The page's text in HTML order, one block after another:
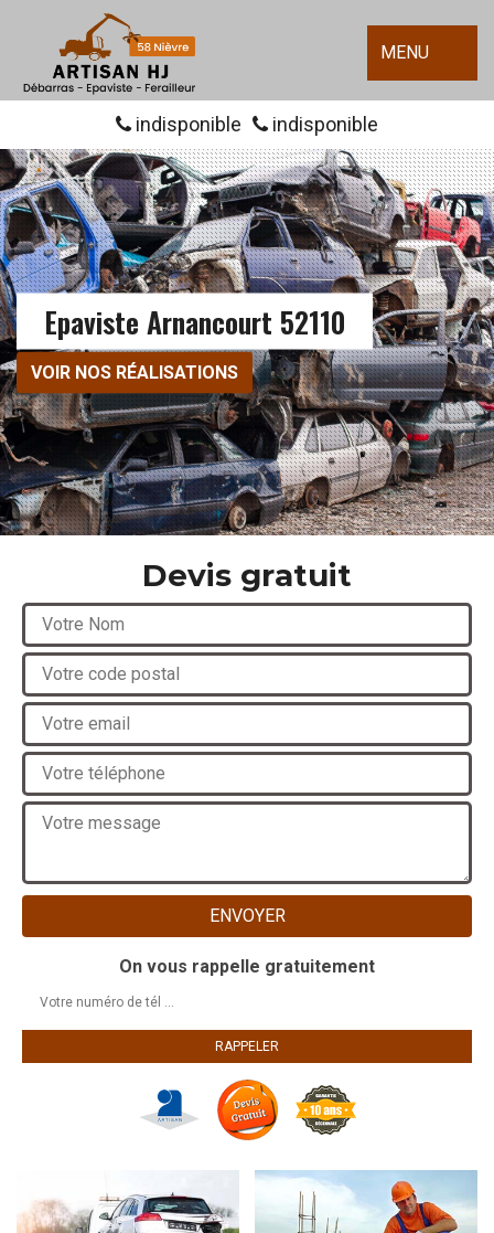
MENU
indisponible indisponible
Epaviste Arnancourt 52110
VOIR NOS RÉALISATIONS
Devis gratuit
On vous rappelle gratuitement